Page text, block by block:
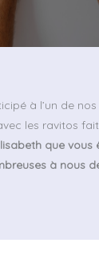
à l’un de
les ravitos
que
à nous